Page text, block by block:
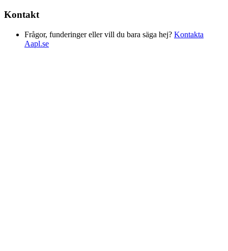
Kontakt
Frågor, funderinger eller vill du bara säga hej? Kontakta
Aapl.se